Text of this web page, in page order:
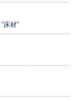
床材”